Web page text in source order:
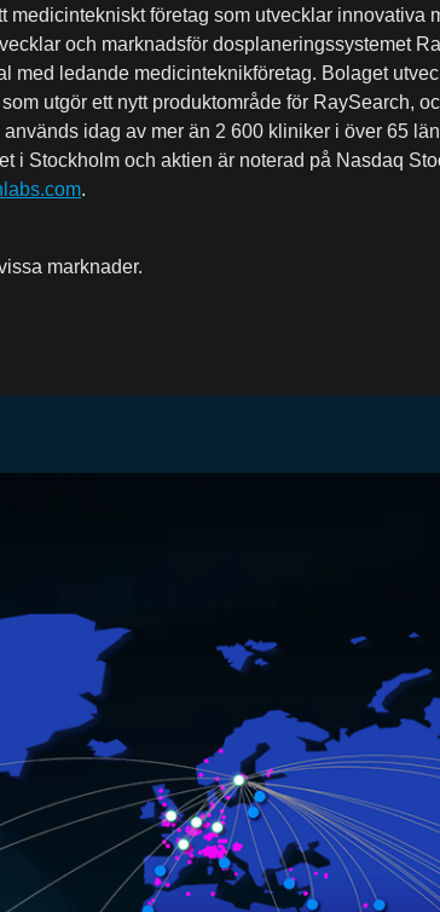
medicintekniskt företag som utvecklar innovativa
och marknadsför dosplaneringssystemet
med ledande medicinteknikföretag. Bolaget
utgör ett nytt produktområde för RaySearch,
idag av mer än 2 600 kliniker i över 65
i Stockholm och aktien är noterad på Nasdaq
.
marknader.